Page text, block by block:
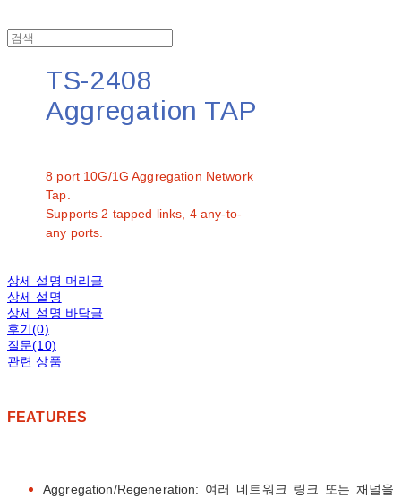
TS-2408
Aggregation TAP
8 port 10G/1G Aggregation Network
Tap.
Supports 2 tapped links, 4 any-to-
any ports.
상세 설명 머리글
상세 설명
상세 설명 바닥글
후기(0)
질문(10)
관련 상품
FEATURES
Aggregation/Regeneration: 여러 네트워크 링크 또는 채널을